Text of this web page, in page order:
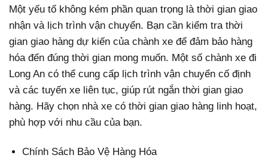
Một yếu tố không kém phần quan trọng là thời gian giao
nhận và lịch trình vận chuyển. Bạn cần kiểm tra thời
gian giao hàng dự kiến của chành xe để đảm bảo hàng
hóa đến đúng thời gian mong muốn. Một số chành xe đi
Long An có thể cung cấp lịch trình vận chuyển cố định
và các tuyến xe liên tục, giúp rút ngắn thời gian giao
hàng. Hãy chọn nhà xe có thời gian giao hàng linh hoạt,
phù hợp với nhu cầu của bạn.
Chính Sách Bảo Vệ Hàng Hóa